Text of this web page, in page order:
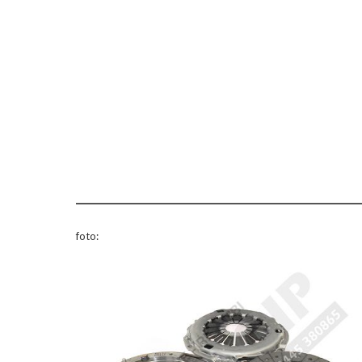
foto: